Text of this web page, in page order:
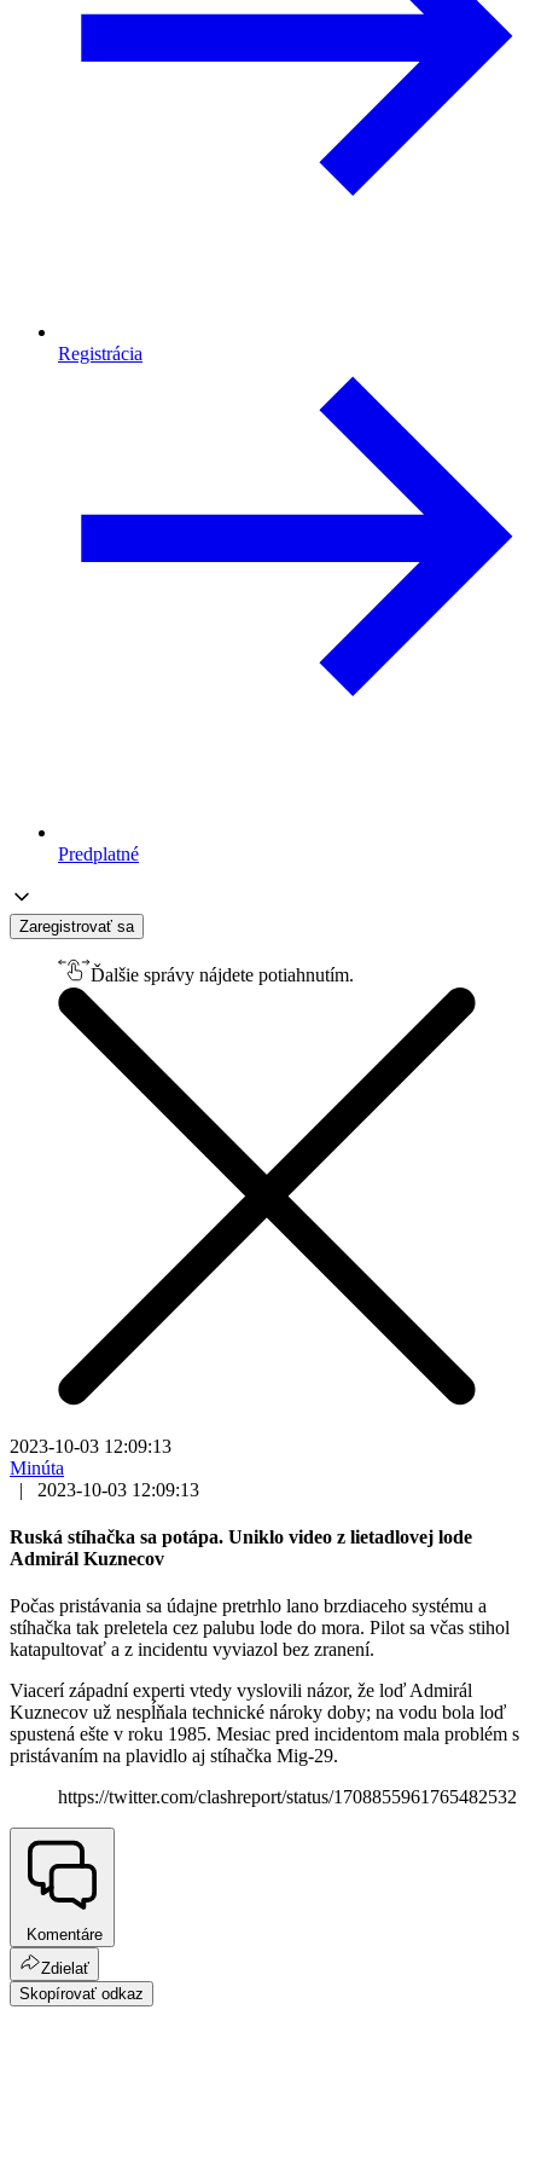
Registrácia
Predplatné
Zaregistrovať sa
Ďalšie správy nájdete potiahnutím.
2023-10-03 12:09:13
Minúta
|
2023-10-03 12:09:13
Ruská stíhačka sa potápa. Uniklo video z lietadlovej lode
Admirál Kuznecov
Počas pristávania sa údajne pretrhlo lano brzdiaceho systému a
stíhačka tak preletela cez palubu lode do mora. Pilot sa včas stihol
katapultovať a z incidentu vyviazol bez zranení.
Viacerí západní experti vtedy vyslovili názor, že loď Admirál
Kuznecov už nespĺňala technické nároky doby; na vodu bola loď
spustená ešte v roku 1985. Mesiac pred incidentom mala problém s
pristávaním na plavidlo aj stíhačka Mig-29.
https://twitter.com/clashreport/status/1708855961765482532
Komentáre
Zdielať
Skopírovať odkaz